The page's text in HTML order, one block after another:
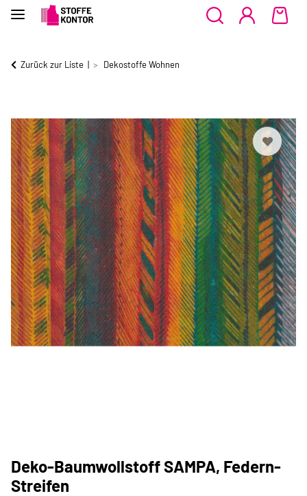
Zurück zur Liste Dekostoffe Wohnen
Deko-Baumwollstoff SAMPA, Federn-
Streifen